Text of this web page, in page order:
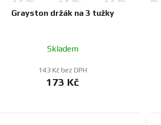
Grayston držák na 3 tužky
Skladem
143 Kč bez DPH
173 Kč